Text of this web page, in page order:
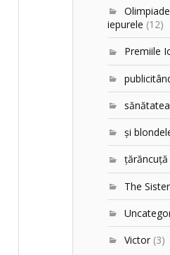
iepurele (12)
Premiile
şi
ţărăncuţă
The
Victor (3)